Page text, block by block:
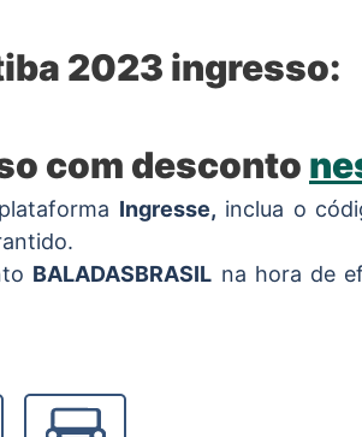
2023 ingresso:
com desconto
Ingresse, inclua o
BALADASBRASIL na hora de